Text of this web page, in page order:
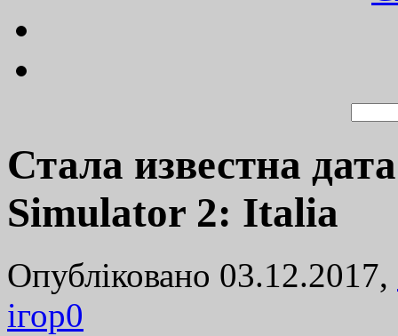
Стала известна
Simulator 2: Italia
Опубліковано 03.12.2017,
ігор0